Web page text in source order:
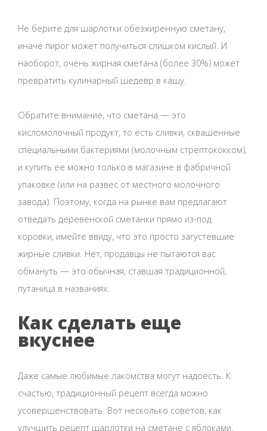
Не берите для шарлотки обезжиренную сметану,
иначе пирог может получиться слишком кислый. И
наоборот, очень жирная сметана (более 30%) может
превратить кулинарный шедевр в кашу.
Обратите внимание, что сметана — это
кисломолочный продукт, то есть сливки, сквашенные
специальными бактериями (молочным стрептококком),
и купить ее можно только в магазине в фабричной
упаковке (или на развес от местного молочного
завода). Поэтому, когда на рынке вам предлагают
отведать деревенской сметанки прямо из-под
коровки, имейте ввиду, что это просто загустевшие
жирные сливки. Нет, продавцы не пытаются вас
обмануть — это обычная, ставшая традиционной,
путаница в названиях.
Как сделать еще
вкуснее
Даже самые любимые лакомства могут надоесть. К
счастью, традиционный рецепт всегда можно
усовершенствовать. Вот несколько советов, как
улучшить рецепт шарлотки на сметане с яблоками.